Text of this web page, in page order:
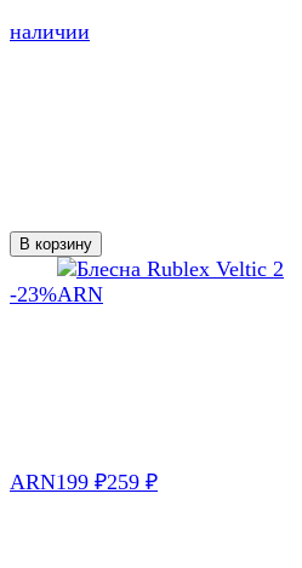
наличии
В корзину
-23%
ARN199 ₽259 ₽